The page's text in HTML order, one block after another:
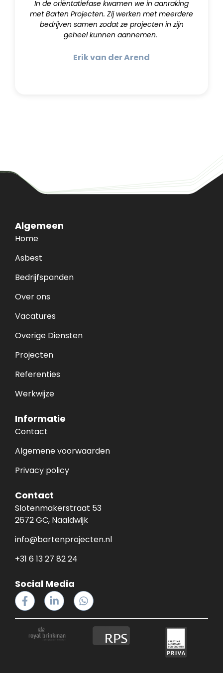
In de oriëntatiefase kwamen we in aanraking
met Barten Projecten. Zij werken met meerdere
bedrijven samen zodat ze projecten in zijn
geheel kunnen aannemen.
Erik van der Arend
Algemeen
Home
Asbest
Bedrijfspanden
Over ons
Vacatures
Overige Diensten
Projecten
Referenties
Werkwijze
Informatie
Contact
Algemene voorwaarden
Privacy policy
Contact
Slotenmakerstraat 53
2672 GC, Naaldwijk
info@bartenprojecten.nl
+31 6 13 27 82 24
Social Media